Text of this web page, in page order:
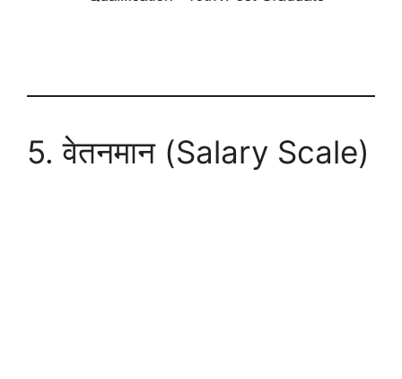
5. वेतनमान (Salary Scale)